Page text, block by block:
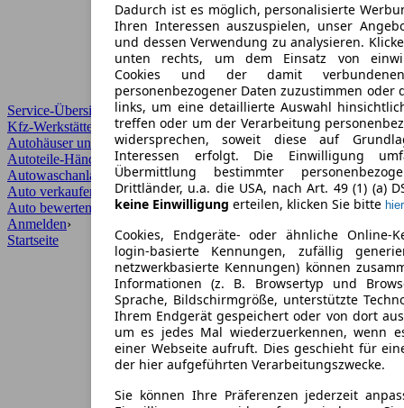
Service-Übersicht
Kfz-Werkstätten
Autohäuser und Händler
Autoteile-Händler
Autowaschanlagen
Auto verkaufen
Auto bewerten
Anmelden›
Startseite
Dadurch ist es möglich, personalisierte
Ihren Interessen auszuspielen, unser
und dessen Verwendung zu analysieren.
unten rechts, um dem Einsatz von
Cookies und der damit
personenbezogener Daten zuzustimmen oder
links, um eine detaillierte Auswahl
treffen oder um der Verarbeitung
widersprechen, soweit diese auf
Interessen erfolgt. Die Einwilligung
Übermittlung bestimmter
Drittländer, u.a. die USA, nach Art. 49 (1) (a)
keine Einwilligung erteilen, klicken Sie bitte hier
Cookies, Endgeräte- oder ähnliche Online-
login-basierte Kennungen, zufällig
netzwerkbasierte Kennungen) können
Informationen (z. B. Browsertyp und
Sprache, Bildschirmgröße, unterstützte
Ihrem Endgerät gespeichert oder von dort
um es jedes Mal wiederzuerkennen, wenn
einer Webseite aufruft. Dies geschieht für
der hier aufgeführten Verarbeitungszwecke.
Sie können Ihre Präferenzen jederzeit